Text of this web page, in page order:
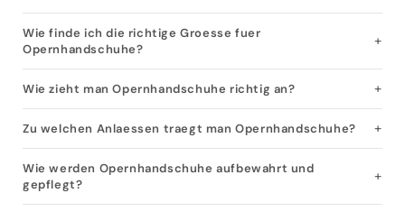
Wie finde ich die richtige Groesse fuer
Opernhandschuhe?
Wie zieht man Opernhandschuhe richtig an?
Zu welchen Anlaessen traegt man Opernhandschuhe?
Wie werden Opernhandschuhe aufbewahrt und
gepflegt?